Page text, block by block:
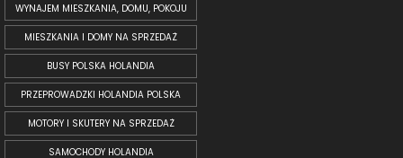
WYNAJEM MIESZKANIA, DOMU, POKOJU
MIESZKANIA I DOMY NA SPRZEDAŻ
BUSY POLSKA HOLANDIA
PRZEPROWADZKI HOLANDIA POLSKA
MOTORY I SKUTERY NA SPRZEDAŻ
SAMOCHODY HOLANDIA